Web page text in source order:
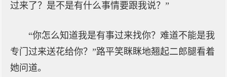
过来了？是不是有什么事情要跟我说？”
“你怎么知道我是有事过来找你？难道不能是我
专门过来送花给你？”路平笑眯眯地翘起二郎腿看着
她问道。